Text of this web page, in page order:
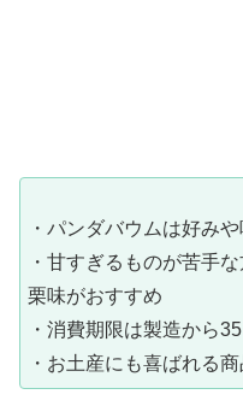
・パンダバウムは好み
・甘すぎるものが苦手
栗味がおすすめ
・消費期限は製造から
・お土産にも喜ばれる商